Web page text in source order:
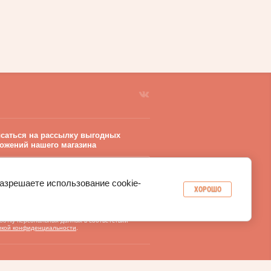
на рассылку выгодных
нашего магазина
персональных данных в соответствии
конфиденциальности
использование cookie-
ХОРОШО